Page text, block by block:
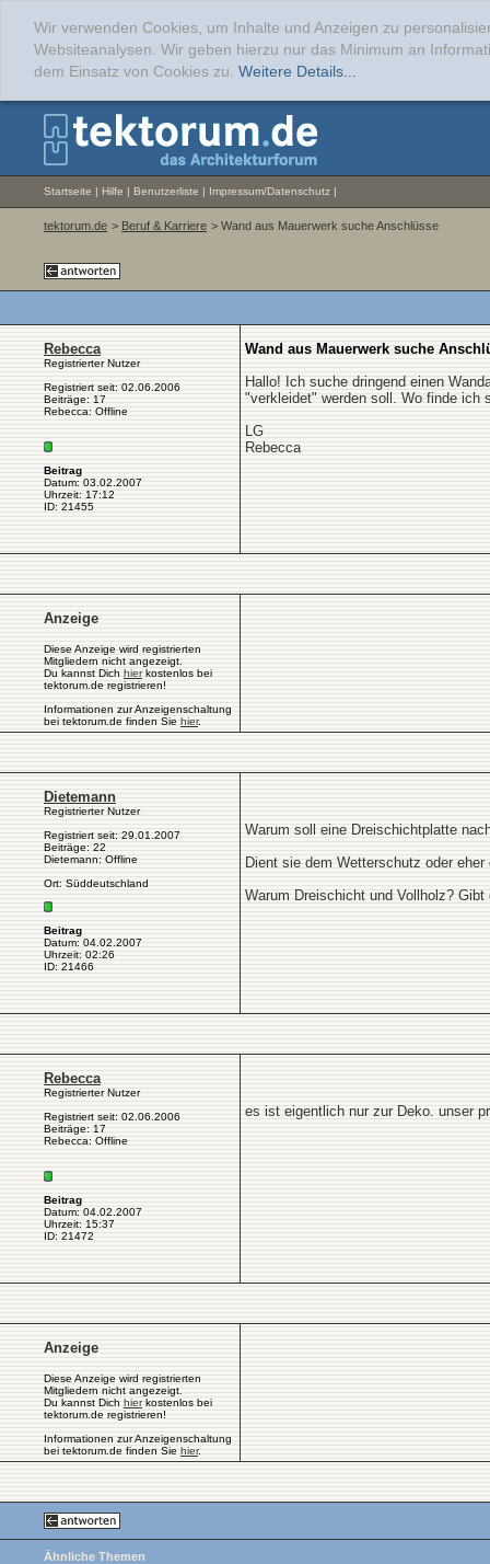
Wir verwenden Cookies, um Inhalte und Anzeigen zu
Websiteanalysen. Wir geben hierzu nur das Minimum an
dem Einsatz von Cookies zu. Weitere Details...
Startseite | Hilfe | Benutzerliste | Impressum/Datenschutz |
tektorum.de > Beruf & Karriere > Wand aus Mauerwerk suche Anschlüsse
Rebecca
Registrierter Nutzer
Registriert seit: 02.06.2006
Beiträge: 17
Rebecca: Offline
Beitrag
Datum: 03.02.2007
Uhrzeit: 17:12
ID: 21455
Wand aus Mauerwerk suche
Hallo! Ich suche dringend einen
"verkleidet" werden soll. Wo finde ich
LG
Rebecca
Anzeige
Diese Anzeige wird registrierten
Mitgliedern nicht angezeigt.
Du kannst Dich hierkostenlos bei
tektorum.de registrieren!
Informationen zur Anzeigenschaltung
bei tektorum.de finden Sie hier.
Dietemann
Registrierter Nutzer
Registriert seit: 29.01.2007
Beiträge: 22
Dietemann: Offline
Ort: Süddeutschland
Beitrag
Datum: 04.02.2007
Uhrzeit: 02:26
ID: 21466
Warum soll eine Dreischichtplatte
Dient sie dem Wetterschutz oder eher
Warum Dreischicht und Vollholz?
Rebecca
Registrierter Nutzer
Registriert seit: 02.06.2006
Beiträge: 17
Rebecca: Offline
Beitrag
Datum: 04.02.2007
Uhrzeit: 15:37
ID: 21472
es ist eigentlich nur zur Deko. unser
Anzeige
Diese Anzeige wird registrierten
Mitgliedern nicht angezeigt.
Du kannst Dich hierkostenlos bei
tektorum.de registrieren!
Informationen zur Anzeigenschaltung
bei tektorum.de finden Sie hier.
Ähnliche Themen